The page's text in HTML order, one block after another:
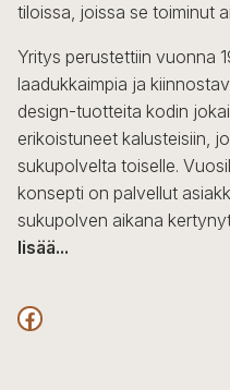
tiloissa, joissa se toiminut
Yritys perustettiin vuonna
laadukkaimpia ja
design-tuotteita kodin
erikoistuneet kalusteisiin,
sukupolvelta toiselle.
konsepti on palvellut
sukupolven aikana
lisää...
F